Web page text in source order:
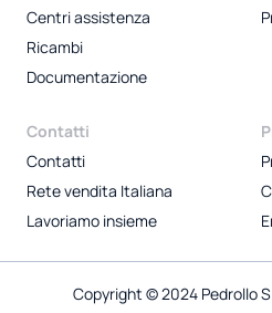
Centri assistenza
Ricambi
Documentazione
Contatti
Contatti
Rete vendita Italiana
Lavoriamo insieme
Copyright © 2024 Pedrollo